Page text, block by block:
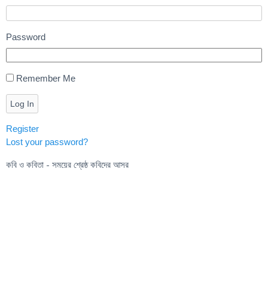
Password
Remember Me
Log In
Register
Lost your password?
কবি ও কবিতা - সময়ের শ্রেষ্ঠ কবিদের আসর